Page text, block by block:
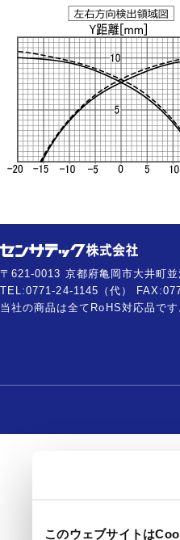
このウェブサイトは
〒621-0013 京都府亀岡市大井町
TEL:0771-24-1145（代）
当社の商品は全てRoHS対応品です